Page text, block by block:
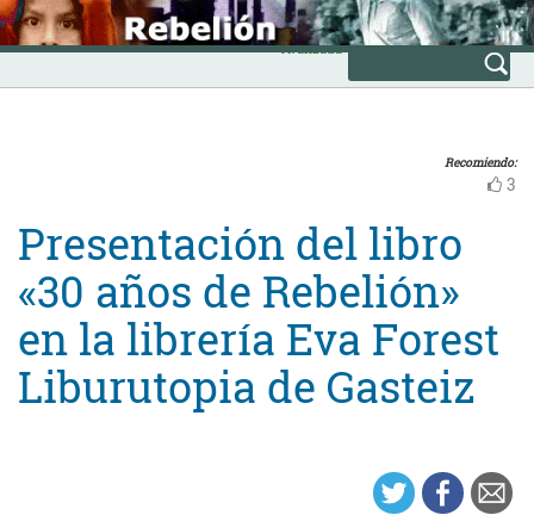
Skip
to
content
INICIO
Avanzada
Recomiendo:
3
Presentación del libro
«30 años de Rebelión»
en la librería Eva Forest
Liburutopia de Gasteiz